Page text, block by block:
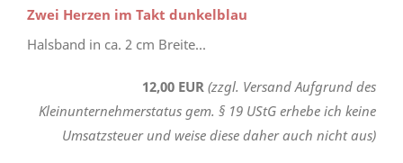
Zwei Herzen im Takt dunkelblau
Halsband in ca. 2 cm Breite...
12,00 EUR (zzgl. Versand Aufgrund des
Kleinunternehmerstatus gem. § 19 UStG erhebe ich keine
Umsatzsteuer und weise diese daher auch nicht aus)